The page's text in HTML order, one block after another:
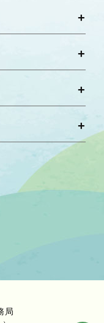
局